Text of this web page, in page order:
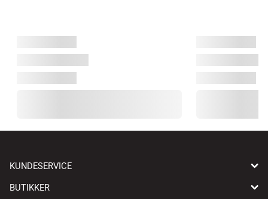
KUNDESERVICE
BUTIKKER